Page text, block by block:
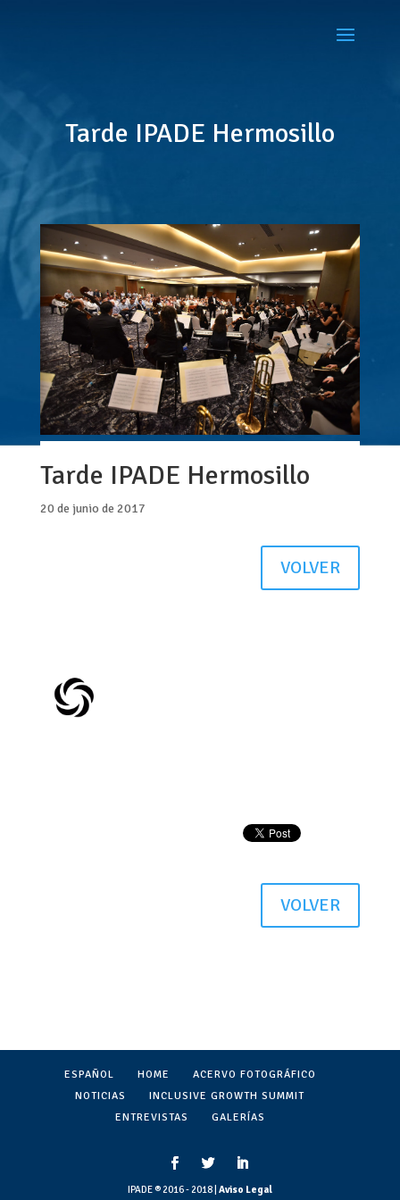
Tarde IPADE Hermosillo
Tarde IPADE Hermosillo
20 de junio de 2017
VOLVER
VOLVER
ESPAÑOL HOME
ACERVO FOTOGRÁFICO
NOTICIAS
INCLUSIVE GROWTH SUMMIT
ENTREVISTAS
GALERÍAS
IPADE ® 2016 - 2018 | Aviso Legal